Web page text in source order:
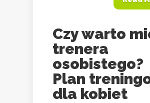
Czy warto
trenera
osobistego?
Plan
dla kobiet